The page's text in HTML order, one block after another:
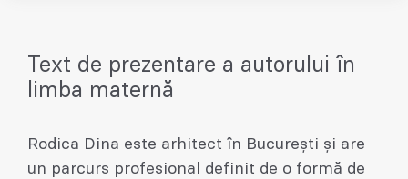
Text de prezentare a autorului în
limba maternă
Rodica Dina este arhitect în Bucureşti şi are
un parcurs profesional definit de o formă de